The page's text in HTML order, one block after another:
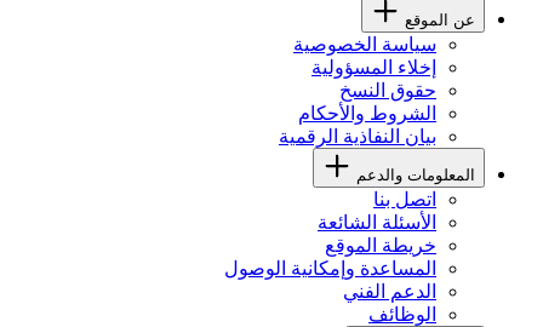
عن الموقع
سياسة الخصوصية
إخلاء المسؤولية
حقوق النسخ
الشروط والأحكام
بيان النفاذية الرقمية
المعلومات والدعم
اتصل بنا
الأسئلة الشائعة
خريطة الموقع
المساعدة وإمكانية الوصول
الدعم الفني
الوظائف